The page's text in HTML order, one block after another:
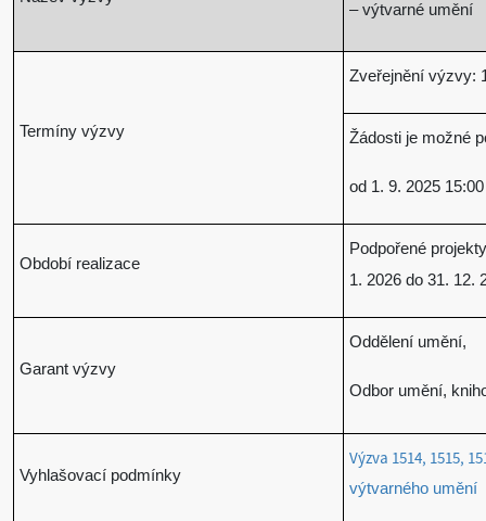
– výtvarné umění
Termíny výzvy
Zveřejnění výzvy:
Žádosti je možné
od 1. 9. 2025
Období realizace
Podpořené
1. 2026 do 31. 12.
Garant výzvy
Oddělení umění,
Odbor umění,
Vyhlašovací podmínky
Výzva 1514, 1515,
výtvarného umění